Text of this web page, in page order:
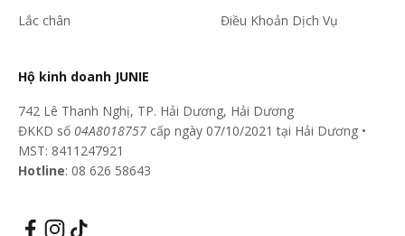
Lắc chân
Điều Khoản Dịch Vụ
Hộ kinh doanh JUNIE
742 Lê Thanh Nghị, TP. Hải Dương, Hải Dương
ĐKKD số 04A8018757 cấp ngày 07/10/2021 tại Hải Dương •
MST: 8411247921
Hotline: 08 626 58643